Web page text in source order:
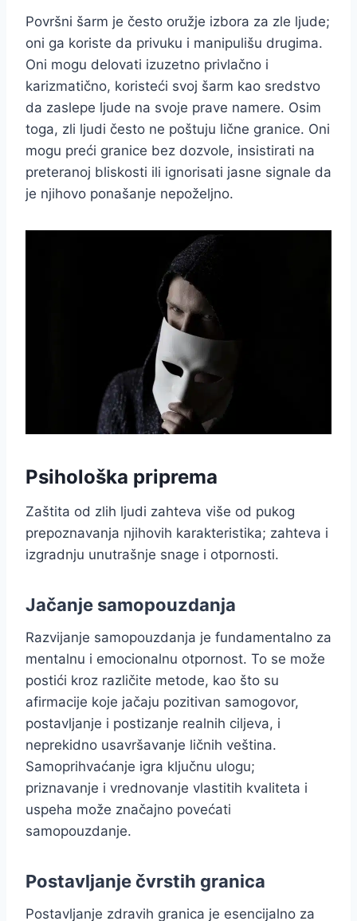
Površni šarm je često oružje izbora za zle ljude;
oni ga koriste da privuku i manipulišu drugima.
Oni mogu delovati izuzetno privlačno i
karizmatično, koristeći svoj šarm kao sredstvo
da zaslepe ljude na svoje prave namere. Osim
toga, zli ljudi često ne poštuju lične granice. Oni
mogu preći granice bez dozvole, insistirati na
preteranoj bliskosti ili ignorisati jasne signale da
je njihovo ponašanje nepoželjno.
Psihološka priprema
Zaštita od zlih ljudi zahteva više od pukog
prepoznavanja njihovih karakteristika; zahteva i
izgradnju unutrašnje snage i otpornosti.
Jačanje samopouzdanja
Razvijanje samopouzdanja je fundamentalno za
mentalnu i emocionalnu otpornost. To se može
postići kroz različite metode, kao što su
afirmacije koje jačaju pozitivan samogovor,
postavljanje i postizanje realnih ciljeva, i
neprekidno usavršavanje ličnih veština.
Samoprihvaćanje igra ključnu ulogu;
priznavanje i vrednovanje vlastitih kvaliteta i
uspeha može značajno povećati
samopouzdanje.
Postavljanje čvrstih granica
Postavljanje zdravih granica je esencijalno za